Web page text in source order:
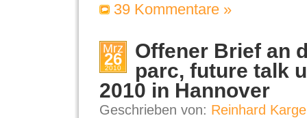
39 Kommentare »
Mrz
26
2010
Offener Brief an
parc, future talk
2010 in Hannover
Geschrieben von: Reinhard